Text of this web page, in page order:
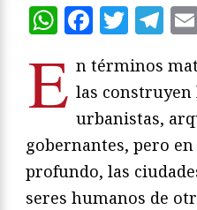
E n términos
las construyen
urbanistas,
gobernantes, pero
profundo, las
seres humanos de